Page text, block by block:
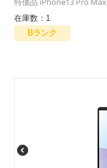
在庫数：1
Bランク